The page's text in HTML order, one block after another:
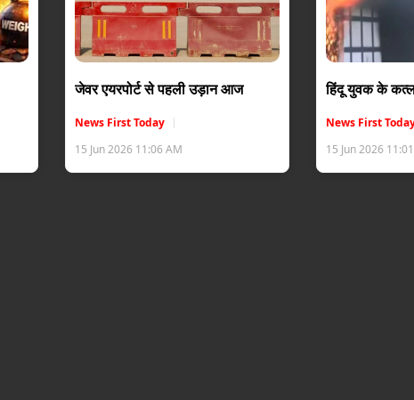
जेवर एयरपोर्ट से पहली उड़ान आज
News First Today
15 Jun 2026 11:06 AM
हिंदू युवक के
News First
15 Jun 2026